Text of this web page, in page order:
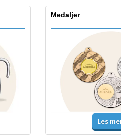
Medaljer
Les